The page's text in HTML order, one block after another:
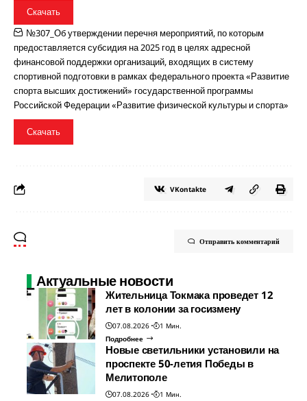
Скачать
№307_Об утверждении перечня мероприятий, по которым
предоставляется субсидия на 2025 год в целях адресной
финансовой поддержки организаций, входящих в систему
спортивной подготовки в рамках федерального проекта «Развитие
спорта высших достижений» государственной программы
Российской Федерации «Развитие физической культуры и спорта»
Скачать
VKontakte
Отправить комментарий
Актуальные новости
Жительница Токмака проведет 12
лет в колонии за госизмену
07.08.2026
1 Мин.
Подробнее
Новые светильники установили на
проспекте 50-летия Победы в
Мелитополе
07.08.2026
1 Мин.